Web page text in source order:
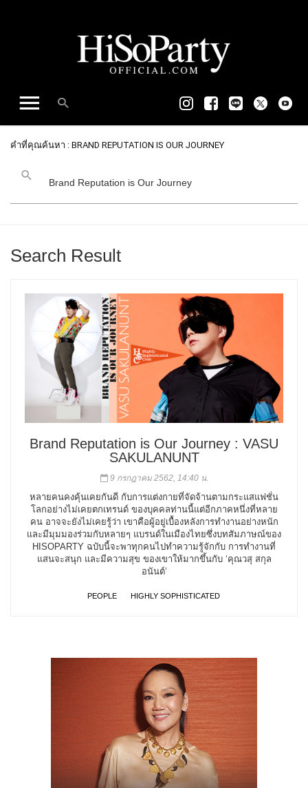
คำที่คุณค้นหา : BRAND REPUTATION IS OUR JOURNEY
Search Result
Brand Reputation is Our Journey : VASU
SAKULANUNT
9 กรกฎาคม 2562, 14:40 น.
หลายคนคงคุ้นเคยกันดี กับการแต่งกายที่จัดจ้านตามกระแสแฟชั่น
โลกอย่างไม่เคยตกเทรนด์ ของบุคคลท่านนี้แต่อีกภาคหนึ่งที่หลาย
คน อาจจะยังไม่เคยรู้ว่า เขาคือผู้อยู่เบื้องหลังการทำงานอย่างหนัก
และมีมุมมองร่วมกับหลายๆ แบรนด์ในเมืองไทยซึ่งบทสัมภาษณ์ของ
HISOPARTY ฉบับนี้จะพาทุกคนไปทำความรู้จักกับ การทำงานที่
แสนจะสนุก และมีความสุข ของเขาให้มากขึ้นกับ ‘คุณวสุ สกุล
อนันต์’
PEOPLE HIGHLY SOPHISTICATED